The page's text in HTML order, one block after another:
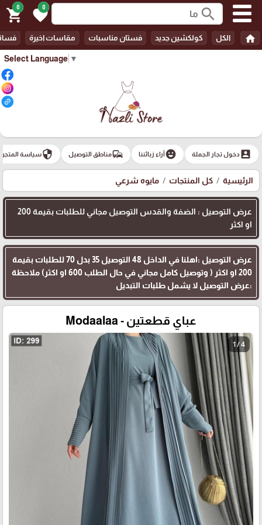
Select Language ▼
search
0
favorite
0
shopping_cart
home الكل كولكشين جديد فستان مناسبات مقاسات اخيرة
account_boxدخول تجار الجملة emoji_emotionsآراء زبائننا commuteمناطق التوصيل securityسياسة المتجر
الرئيسية كل المنتجات مايوه شرعي
عرض التوصيل : الضفة والقدس التوصيل مجاني للطلبات بقيمة 200
او اكثر
عرض التوصيل :اهلنا في الداخل 48 التوصيل 35 بدل 70 للطلبات بقيمة
200 او اكثر ( وتوصيل كامل مجاني في حال الطلب 600 او اكثر) ملاحظة
:عرض التوصيل لا يشمل طلبات التبديل
عباي قطعتين - Modaalaa
1 / 4